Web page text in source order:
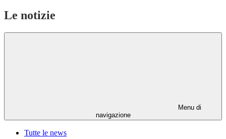
Le notizie
Menu di
navigazione
Tutte le news